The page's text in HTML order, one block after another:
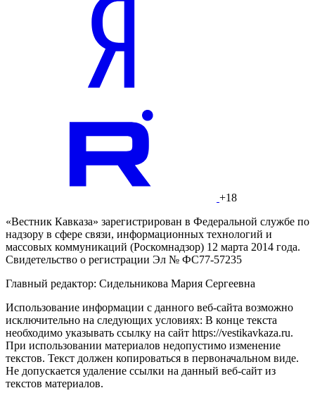
+18
«Вестник Кавказа» зарегистрирован в Федеральной службе по
надзору в сфере связи, информационных технологий и
массовых коммуникаций (Роскомнадзор) 12 марта 2014 года.
Свидетельство о регистрации Эл № ФС77-57235
Главный редактор: Сидельникова Мария Сергеевна
Использование информации с данного веб-сайта возможно
исключительно на следующих условиях: В конце текста
необходимо указывать ссылку на сайт https://vestikavkaza.ru.
При использовании материалов недопустимо изменение
текстов. Текст должен копироваться в первоначальном виде.
Не допускается удаление ссылки на данный веб-сайт из
текстов материалов.